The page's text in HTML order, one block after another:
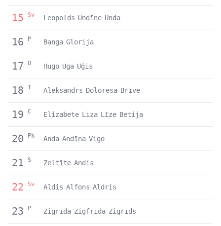
15 Sv Leopolds Undīne Unda
16 P Banga Glorija
17 O Hugo Uga Uģis
18 T Aleksandrs Doloresa Brīve
19 C Elizabete Liza Līze Betija
20 Pk Anda Andīna Vigo
21 S Zeltīte Andis
22 Sv Aldis Alfons Aldris
23 P Zigrīda Zigfrīda Zigrīds